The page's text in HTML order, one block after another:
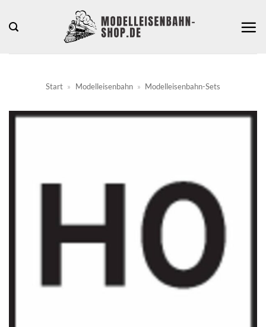
Inhalt
Start » Modelleisenbahn » Modelleisenbahn-Sets